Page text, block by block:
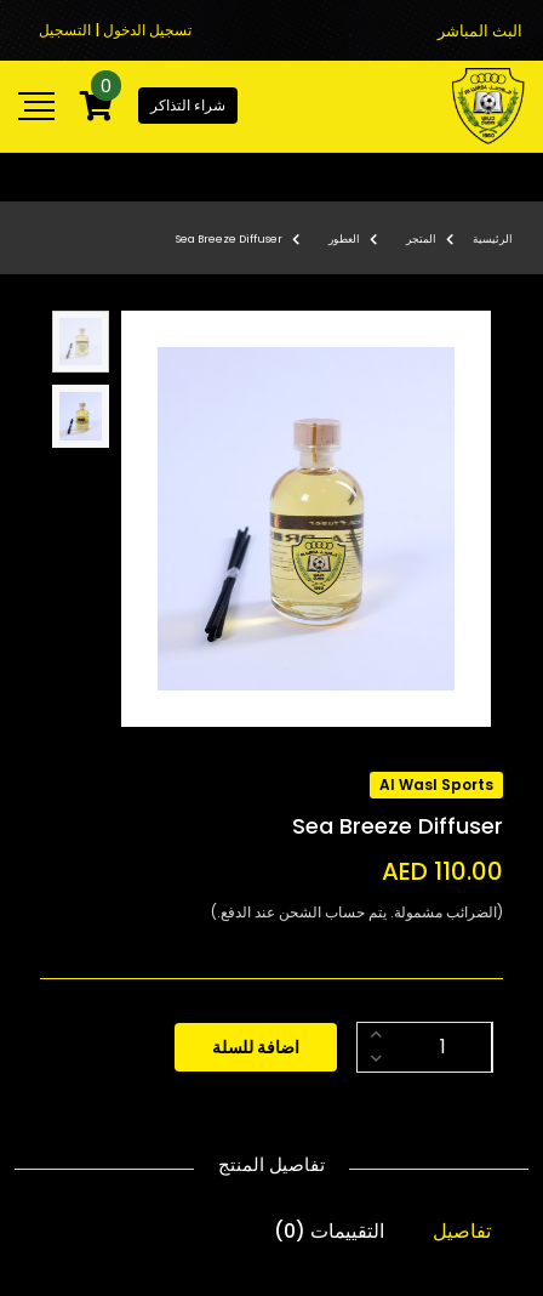
البث المباشر تسجيل الدخول | التسجيل
شراء التذاكر
0
الرئيسية المتجر العطور Sea Breeze Diffuser
Al Wasl Sports
Sea Breeze Diffuser
AED 110.00
(الضرائب مشمولة. يتم حساب الشحن عند الدفع.)
اضافة للسلة
تفاصيل المنتج
تفاصيل التقييمات (0)